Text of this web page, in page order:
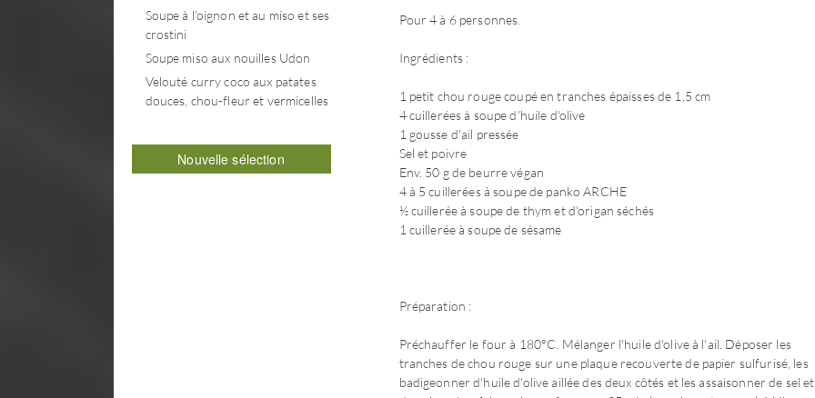
Soupe à l’oignon et au miso et ses
crostini
Soupe miso aux nouilles Udon
Velouté curry coco aux patates
douces, chou-fleur et vermicelles
Nouvelle sélection
Pour 4 à 6 personnes.
Ingrédients :
1 petit chou rouge coupé en tranches épaisses de 1,5 cm
4 cuillerées à soupe d'huile d'olive
1 gousse d'ail pressée
Sel et poivre
Env. 50 g de beurre végan
4 à 5 cuillerées à soupe de panko ARCHE
½ cuillerée à soupe de thym et d'origan séchés
1 cuillerée à soupe de sésame
Préparation :
Préchauffer le four à 180°C. Mélanger l'huile d'olive à l'ail. Déposer les
tranches de chou rouge sur une plaque recouverte de papier sulfurisé, les
badigeonner d'huile d'olive aillée des deux côtés et les assaisonner de sel et